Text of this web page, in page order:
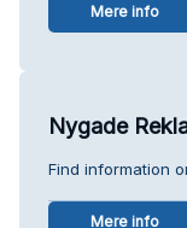
Mere info
Nygade
Find information
Mere info